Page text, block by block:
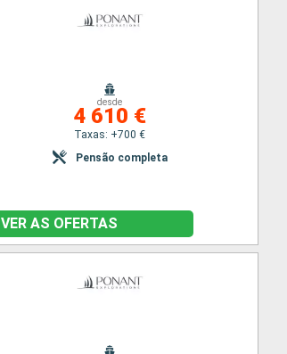
desde
4 610 €
Taxas: +700 €
Pensão completa
VER AS OFERTAS